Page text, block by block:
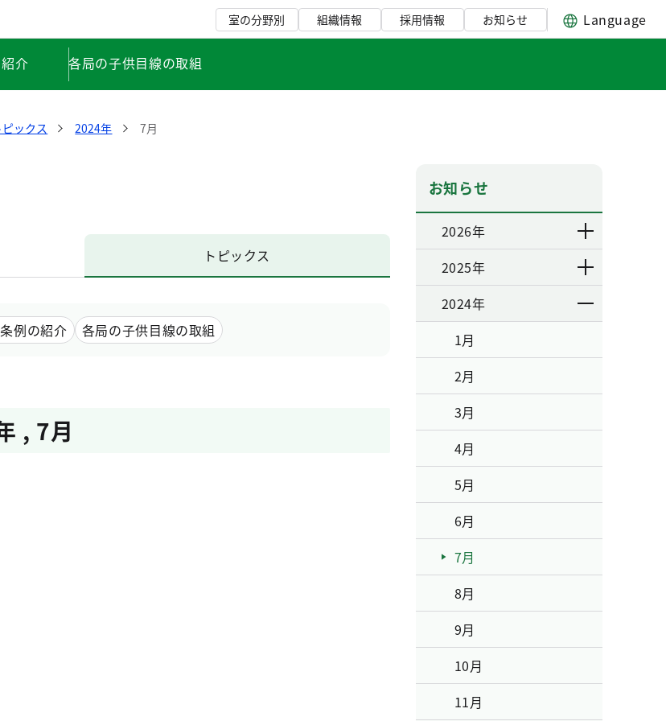
室の分野別 組織情報 採用情報 お知らせ Language
介 各局の子供目線の取組
ピックス 2024年 7月
トピックス
例の紹介 各局の子供目線の取組
, 7月
お知らせ
2026年
2025年
2024年
1月
2月
3月
4月
5月
6月
7月
8月
9月
10月
11月